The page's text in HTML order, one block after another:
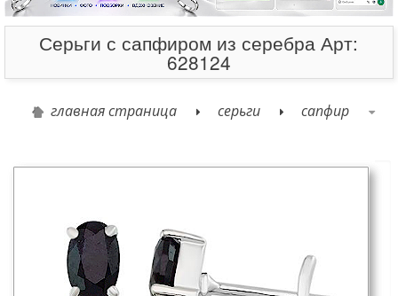
Серьги с сапфиром из серебра Арт:
628124
главная страница серьги сапфир